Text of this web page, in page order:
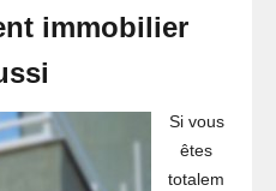
immobilier
Si vous
êtes
totalem